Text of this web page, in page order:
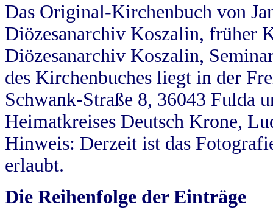
Das Original-Kirchenbuch von
Diözesanarchiv Koszalin, früher
Diözesanarchiv Koszalin,
des Kirchenbuches liegt in der
Schwank-Straße 8, 36043 Fulda
Heimatkreises Deutsch Krone,
Hinweis: Derzeit ist das
erlaubt.
Die Reihenfolge der Einträge